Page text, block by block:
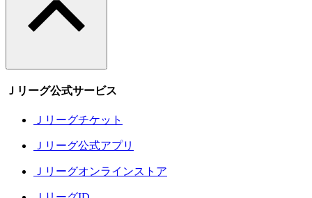
Ｊリーグ公式サービス
Ｊリーグチケット
Ｊリーグ公式アプリ
Ｊリーグオンラインストア